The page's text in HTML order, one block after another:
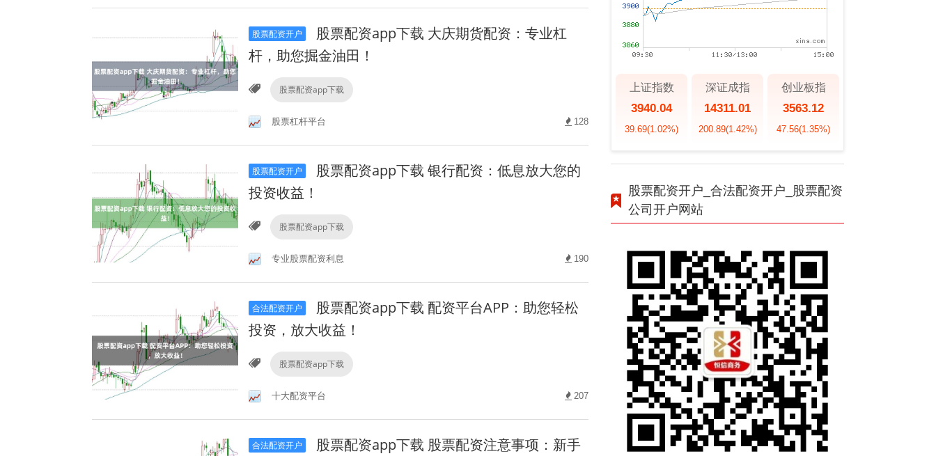
股票配资开户
股票配资app下载 大庆期货配资：专业杠
杆，助您掘金油田！
股票配资app下载
股票杠杆平台 128
股票配资开户
股票配资app下载 银行配资：低息放大您的
投资收益！
股票配资app下载
专业股票配资利息 190
合法配资开户
股票配资app下载 配资平台APP：助您轻松
投资，放大收益！
股票配资app下载
十大配资平台 207
合法配资开户
股票配资app下载 股票配资注意事项：新手
上证指数
3940.04
39.69(1.02%)
深证成指
14311.01
200.89(1.42%)
创业板指
3563.12
47.56(1.35%)
股票配资开户_合法配资开户_股票配资
公司开户网站